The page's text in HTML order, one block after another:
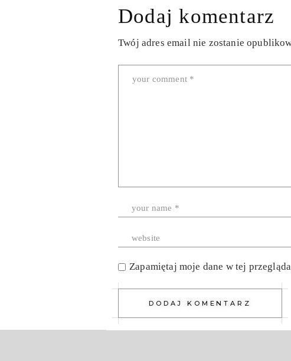
Dodaj komentarz
Twój adres email nie zostanie
Zapamiętaj moje dane w tej
DODAJ KOMENTARZ